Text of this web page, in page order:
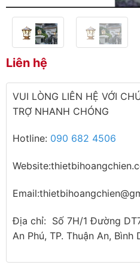
Liên hệ
VUI LÒNG LIÊN HỆ VỚI
TRỢ NHANH CHÓNG
Hotline: 090 682 4506
Địa chỉ: Số 7H/1 Đường
An Phú, TP. Thuận An, Bình